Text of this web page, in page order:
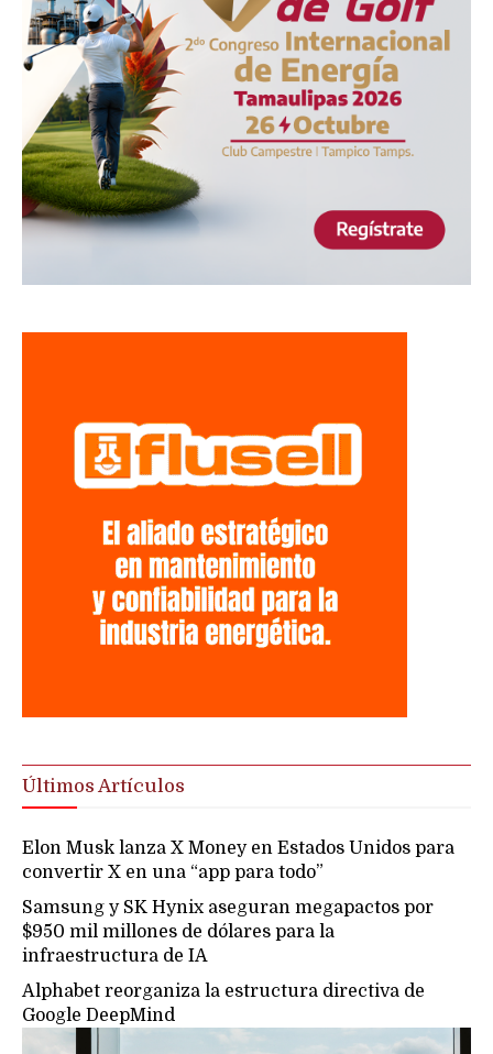
Últimos Artículos
Elon Musk lanza X Money en Estados Unidos para
convertir X en una “app para todo”
Samsung y SK Hynix aseguran megapactos por
$950 mil millones de dólares para la
infraestructura de IA
Alphabet reorganiza la estructura directiva de
Google DeepMind